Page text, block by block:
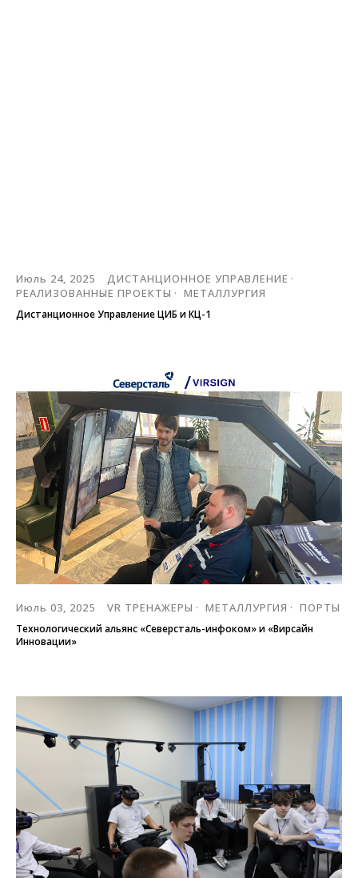
Июль 24, 2025
ДИСТАНЦИОННОЕ УПРАВЛЕНИЕ
РЕАЛИЗОВАННЫЕ ПРОЕКТЫ
МЕТАЛЛУРГИЯ
Дистанционное Управление ЦИБ и КЦ-1
Июль 03, 2025 VR ТРЕНАЖЕРЫ МЕТАЛЛУРГИЯ ПОРТЫ
Технологический альянс «Северсталь-инфоком» и «Вирсайн
Инновации»